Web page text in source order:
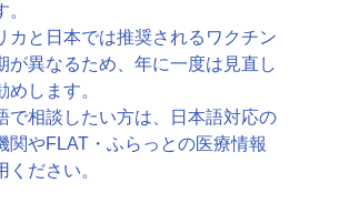
。
カと日本では推奨されるワクチン
が異なるため、年に一度は見直し
めします。
で相談したい方は、日本語対応の
関やFLAT・ふらっとの医療情報
ください。